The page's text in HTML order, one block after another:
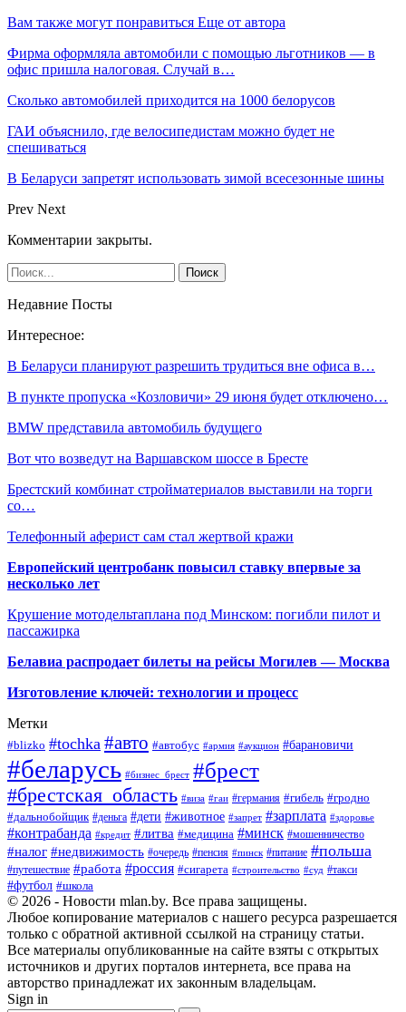
Вам также могут понравиться Еще от автора
Фирма оформляла автомобили с помощью льготников — в
офис пришла налоговая. Случай в…
Сколько автомобилей приходится на 1000 белорусов
ГАИ объяснило, где велосипедистам можно будет не
спешиваться
В Беларуси запретят использовать зимой всесезонные шины
Prev Next
Комментарии закрыты.
Недавние Посты
Интересное:
В Беларуси планируют разрешить трудиться вне офиса в…
В пункте пропуска «Козловичи» 29 июня будет отключено…
BMW представила автомобиль будущего
Вот что возведут на Варшавском шоссе в Бресте
Брестский комбинат стройматериалов выставили на торги
со…
Телефонный аферист сам стал жертвой кражи
Европейский центробанк повысил ставку впервые за
несколько лет
Крушение мотодельтаплана под Минском: погибли пилот и
пассажирка
Белавиа распродает билеты на рейсы Могилев — Москва
Изготовление ключей: технологии и процесс
Метки
#blizko #tochka #авто #автобус #армия #аукцион #барановичи
#беларусь #бизнес_брест #брест
#брестская_область #виза #гаи #германия #гибель #гродно
#дальнобойщик #деньга #дети #животное #запрет #зарплата #здоровье
#контрабанда #кредит #литва #медицина #минск #мошенничество
#налог #недвижимость #очередь #пенсия #пинск #питание #польша
#путешествие #работа #россия #сигарета #строительство #суд #такси
#футбол #школа
© 2026 - Новости mlan.by. Все права защищены.
Любое копирование материалов с нашего ресурса разрешается
только с обратной активной ссылкой на страницу статьи.
Все материалы опубликованные на сайте взяты с открытых
источников и других порталов интернета, все права на
авторство принадлежат их законным владельцам.
Sign in